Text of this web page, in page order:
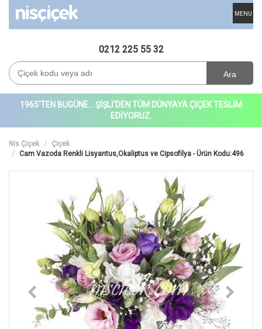
MENU
0212 225 55 32
Ara
1965'TEN BUGÜNE... ŞİŞLİ'DEN TÜM DÜNYAYA ÇİÇEK TESLİM
EDİYORUZ.
Nis Çiçek
Çiçek
Cam Vazoda Renkli Lisyantus,Okaliptus ve Cipsofilya - Ürün Kodu:496